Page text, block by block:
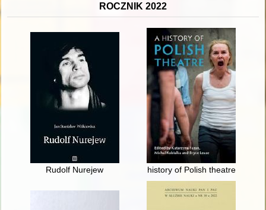
ROCZNIK 2022
Rudolf Nurejew history of Polish theatre